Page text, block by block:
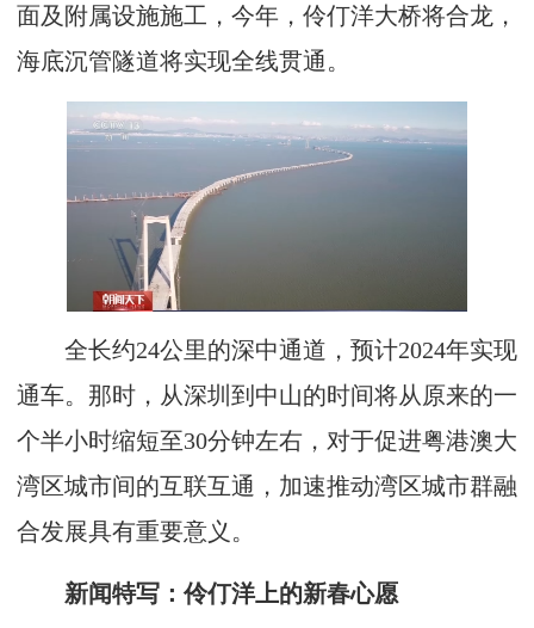
面及附属设施施工，今年，伶仃洋大桥将合龙，
海底沉管隧道将实现全线贯通。
全长约24公里的深中通道，预计2024年实现
通车。那时，从深圳到中山的时间将从原来的一
个半小时缩短至30分钟左右，对于促进粤港澳大
湾区城市间的互联互通，加速推动湾区城市群融
合发展具有重要意义。
新闻特写：伶仃洋上的新春心愿